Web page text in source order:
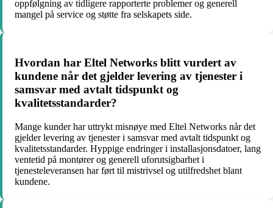
oppfølgning av tidligere rapporterte problemer og generell
mangel på service og støtte fra selskapets side.
Hvordan har Eltel Networks blitt vurdert av
kundene når det gjelder levering av tjenester i
samsvar med avtalt tidspunkt og
kvalitetsstandarder?
Mange kunder har uttrykt misnøye med Eltel Networks når det
gjelder levering av tjenester i samsvar med avtalt tidspunkt og
kvalitetsstandarder. Hyppige endringer i installasjonsdatoer, lang
ventetid på montører og generell uforutsigbarhet i
tjenesteleveransen har ført til mistrivsel og utilfredshet blant
kundene.